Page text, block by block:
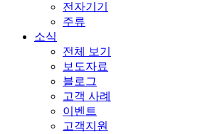
전자기기
주류
소식
전체 보기
보도자료
블로그
고객 사례
이벤트
고객지원